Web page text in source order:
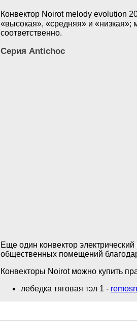
Конвектор Noirot melody evolution
«высокая», «средняя» и
соответственно.
Серия Antichoc
Еще один конвектор
общественных помещений
Конвекторы Noirot можно купить
лебедка тяговая тэл 1 -